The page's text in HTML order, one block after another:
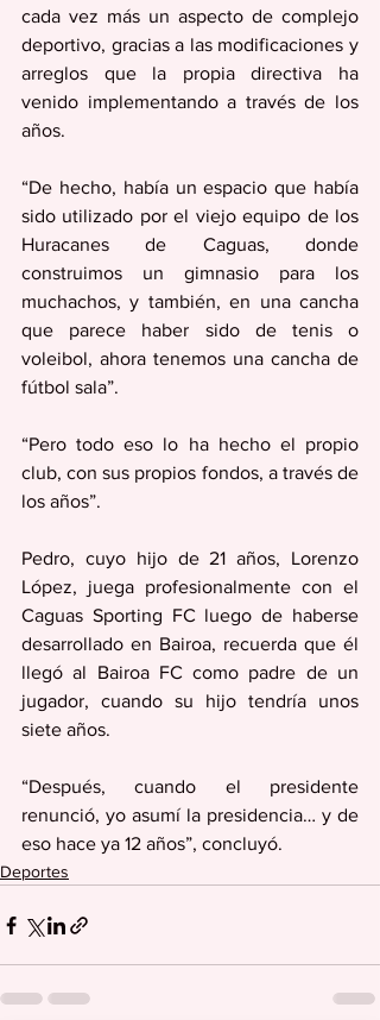
cada vez más un aspecto de complejo
deportivo, gracias a las modificaciones y
arreglos que la propia directiva ha
venido implementando a través de los
años.
“De hecho, había un espacio que había
sido utilizado por el viejo equipo de los
Huracanes de Caguas, donde
construimos un gimnasio para los
muchachos, y también, en una cancha
que parece haber sido de tenis o
voleibol, ahora tenemos una cancha de
fútbol sala”.
“Pero todo eso lo ha hecho el propio
club, con sus propios fondos, a través de
los años”.
Pedro, cuyo hijo de 21 años, Lorenzo
López, juega profesionalmente con el
Caguas Sporting FC luego de haberse
desarrollado en Bairoa, recuerda que él
llegó al Bairoa FC como padre de un
jugador, cuando su hijo tendría unos
siete años.
“Después, cuando el presidente
renunció, yo asumí la presidencia… y de
eso hace ya 12 años”, concluyó.
Deportes